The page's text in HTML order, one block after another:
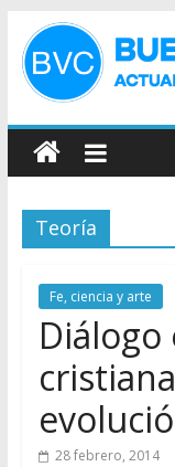
Teoría
Fe, ciencia y arte
28 febrero, 2014